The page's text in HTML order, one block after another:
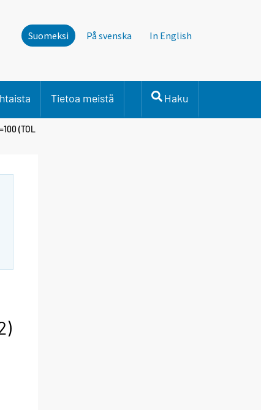
Suomeksi På svenska In English
Tietoa meistä Haku
(TOL